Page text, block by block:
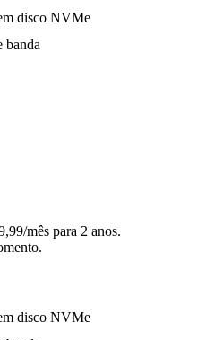
disco NVMe
banda
mês para 2 anos.
disco NVMe